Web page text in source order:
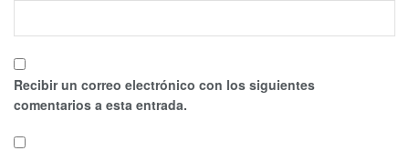
Recibir un correo electrónico con los siguientes
comentarios a esta entrada.